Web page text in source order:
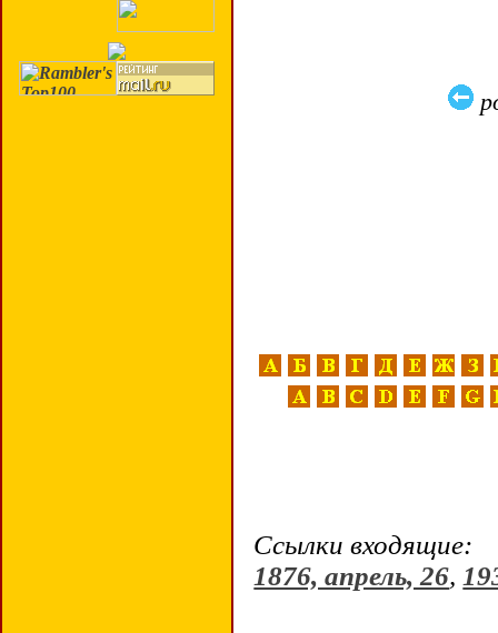
Ссылки входящие:
1876, апрель, 26,